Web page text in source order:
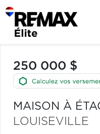
250 000 $
MAISON À
LOUISEVILLE